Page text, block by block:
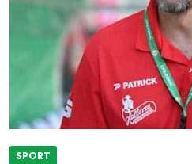
SPORT